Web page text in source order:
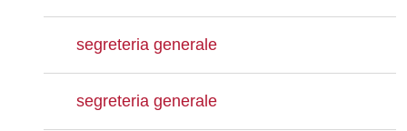
segreteria generale
segreteria generale